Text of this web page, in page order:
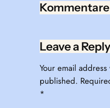
Kommentare
Leave a Reply
Your email
published.
*